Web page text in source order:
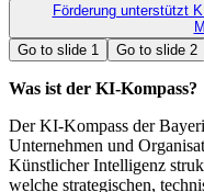
Förderung unterstützt
Go to slide 1 Go to slide 2
Was ist der KI-Kompass?
Der KI-Kompass der
Unternehmen und
Künstlicher Intelligenz
welche strategischen,